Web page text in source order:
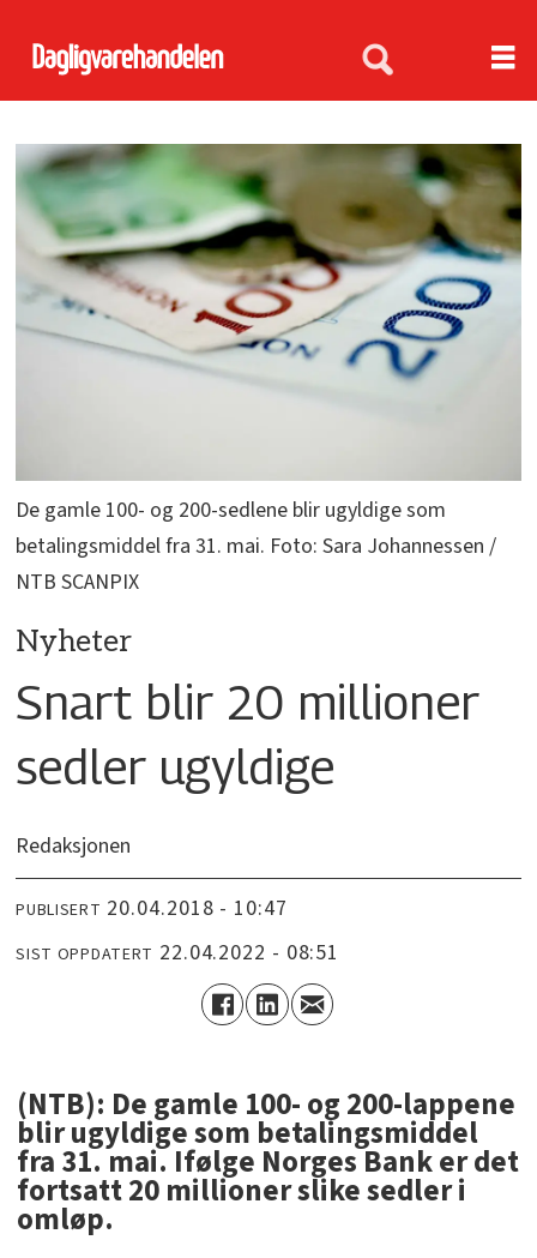
De gamle 100- og 200-sedlene blir ugyldige som
betalingsmiddel fra 31. mai. Foto: Sara Johannessen /
NTB SCANPIX
Nyheter
Snart blir 20 millioner
sedler ugyldige
Redaksjonen
PUBLISERT 20.04.2018 - 10:47
SIST OPPDATERT 22.04.2022 - 08:51
(NTB): De gamle 100- og 200-lappene
blir ugyldige som betalingsmiddel
fra 31. mai. Ifølge Norges Bank er det
fortsatt 20 millioner slike sedler i
omløp.